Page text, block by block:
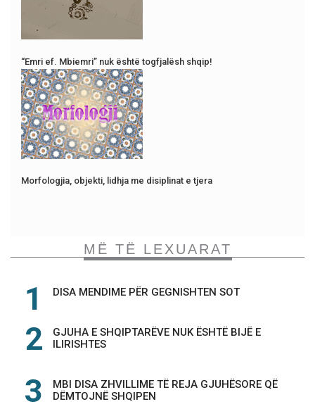
“Emri ef. Mbiemri” nuk është togfjalësh shqip!
Morfologjia, objekti, lidhja me disiplinat e tjera
MË TË LEXUARAT
DISA MENDIME PËR GEGNISHTEN SOT
GJUHA E SHQIPTARËVE NUK ËSHTË BIJË E
ILIRISHTES
MBI DISA ZHVILLIME TË REJA GJUHËSORE QË
DËMTOJNË SHQIPEN